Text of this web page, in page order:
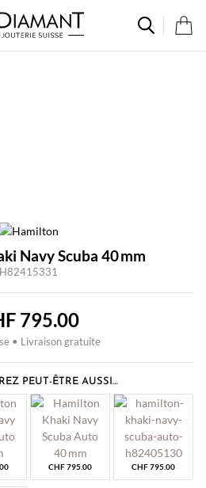
Navy Scuba 40 mm
H82415331
795.00
• Livraison gratuite
PEUT-ÊTRE AUSSI…
CHF795.00 CHF795.00